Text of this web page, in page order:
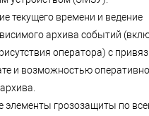
текущего времени и ведение
архива событий
оператора) с
и возможностью
элементы грозозащиты по